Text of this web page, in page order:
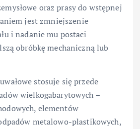
oraz prasy do wstępnej
jest zmniejszenie
i nadanie mu postaci
obróbkę mechaniczną lub
stosuje się przede
wielkogabarytowych –
elementów
metalowo-plastikowych,